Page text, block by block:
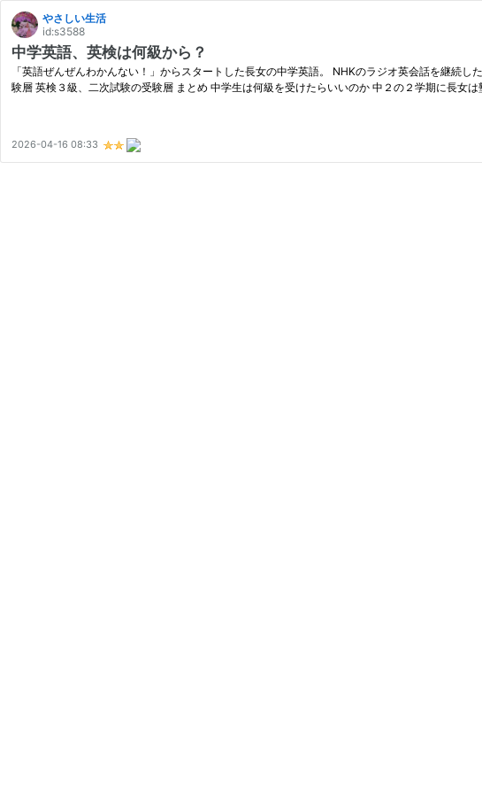
やさしい生活
id:s3588
中学英語、英検は何級から？
「英語ぜんぜんわかんない！」からスタートした長女の中学英語。 NHKのラジオ英会話を継続
験層 英検３級、二次試験の受験層 まとめ 中学生は何級を受けたらいいのか 中２の２学期に長女
2026-04-16 08:33